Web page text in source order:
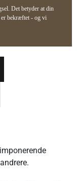
Det betyder at din
er bekræftet - og vi